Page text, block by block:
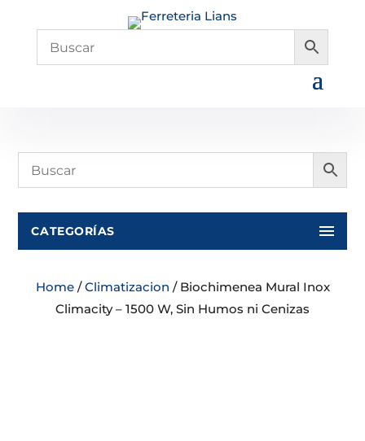
CATEGORÍAS
Home/Climatizacion / Biochimenea Mural Inox
Climacity – 1500 W, Sin Humos ni Cenizas